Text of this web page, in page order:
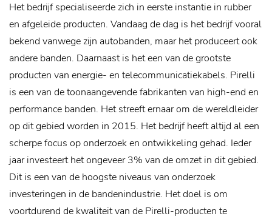
Het bedrijf specialiseerde zich in eerste instantie in rubber
en afgeleide producten. Vandaag de dag is het bedrijf vooral
bekend vanwege zijn autobanden, maar het produceert ook
andere banden. Daarnaast is het een van de grootste
producten van energie- en telecommunicatiekabels. Pirelli
is een van de toonaangevende fabrikanten van high-end en
performance banden. Het streeft ernaar om de wereldleider
op dit gebied worden in 2015. Het bedrijf heeft altijd al een
scherpe focus op onderzoek en ontwikkeling gehad. Ieder
jaar investeert het ongeveer 3% van de omzet in dit gebied.
Dit is een van de hoogste niveaus van onderzoek
investeringen in de bandenindustrie. Het doel is om
voortdurend de kwaliteit van de Pirelli-producten te